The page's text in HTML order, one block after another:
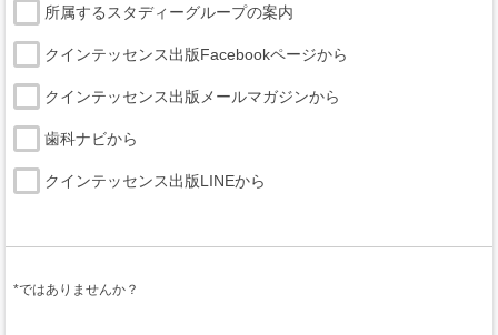
所属するスタディーグループの案内
クインテッセンス出版Facebookページから
クインテッセンス出版メールマガジンから
歯科ナビから
クインテッセンス出版LINEから
*ではありませんか？